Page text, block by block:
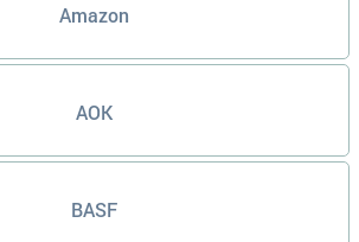
Amazon
AOK
BASF